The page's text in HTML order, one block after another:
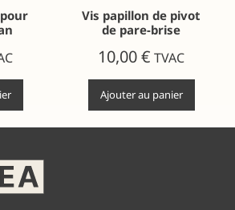
Vis papillon de pivot
de pare-brise
10,00€ TVAC
Ajouter au panier